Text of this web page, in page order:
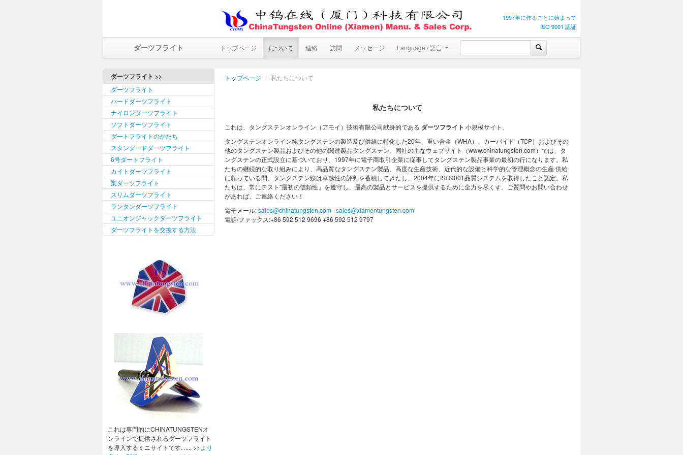
1997年に作ることに始まって
ISO 9001 認証
ダーツフライト トップページ について 連絡 訪問 メッセージ Language / 語言
ダーツフライト >>
ダーツフライト
ハードダーツフライト
ナイロンダーツフライト
ソフトダーツフライト
ダートフライトのかたち
スタンダードダーツフライト
6号ダートフライト
カイトダーツフライト
梨ダーツフライト
スリムダーツフライト
ランタンダーツフライト
ユニオンジャックダーツフライト
ダーツフライトを交換する方法
これは専門的にCHINATUNGSTENオ
ンラインで提供されるダーツフライト
を導入するミニサイトです. ..... >>より
トップページ / 私たちについて
私たちについて
これは、タングステンオンライン（アモイ）技術有限公司献身的である ダーツフライト 小規模サイト。
タングステンオンライン純タングステンの製造及び供給に特化した20年、重い合金（WHA）、カーバイド（TCP）およびその
他のタングステン製品およびその他の関連製品タングステン。同社の主なウェブサイト（www.chinatungsten.com）では、タ
ングステンの正式設立に基づいており、1997年に電子商取引企業に従事してタングステン製品事業の最初の行になります。私
たちの継続的な取り組みにより、高品質なタングステン製品、高度な生産技術、近代的な設備と科学的な管理概念の生産·供給
に頼っている間、タングステン線は卓越性の評判を蓄積してきたし、2004年にISO9001品質システムを取得したこと認定。私
たちは、常にテスト"最初の信頼性」を遵守し、最高の製品とサービスを提供するために全力を尽くす。ご質問やお問い合わせ
があれば、ご連絡ください！
電子メール:sales@chinatungsten.com sales@xiamentungsten.com
電話/ファックス:+86 592 512 9696 +86 592 512 9797